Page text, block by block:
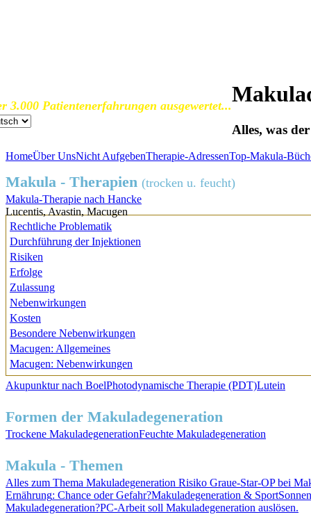
3.000 Patientenerfahrungen ausgewertet...
Alles, was
HomeÜber UnsNicht AufgebenTherapie-AdressenTop-Makula-
Makula - Therapien (trocken u. feucht)
Makula-Therapie nach Hancke
Lucentis, Avastin, Macugen
Rechtliche Problematik
Durchführung der Injektionen
Risiken
Erfolge
Zulassung
Nebenwirkungen
Kosten
Besondere Nebenwirkungen
Macugen: Allgemeines
Macugen: Nebenwirkungen
Akupunktur nach BoelPhotodynamische Therapie (PDT)Lutein
Formen der Makuladegeneration
Trockene MakuladegenerationFeuchte Makuladegeneration
Makula - Themen
Alles zum Thema Makuladegeneration Risiko Graue-Star-OPbei
Ernährung: Chance oder Gefahr?Makuladegeneration & Sport
Makuladegeneration?PC-Arbeit soll Makuladegeneration auslösen.